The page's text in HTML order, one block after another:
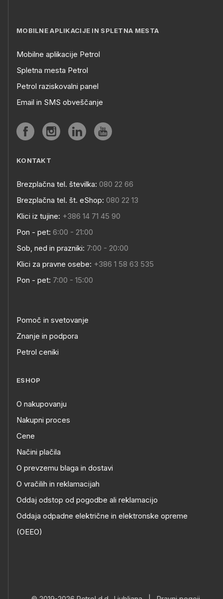
MOBILNE APLIKACIJE IN SPLETNA MESTA
Mobilne aplikacije Petrol
Spletna mesta Petrol
Petrol raziskovalni panel
Email in SMS obveščanje
KONTAKT
Brezplačna tel. številka: 080 22 66
Brezplačna tel. št. eShop: 080 22 13
Klici iz tujine: +386 14 71 45 90
Pon - pet: 6:00 - 21:00
Sob, ned in prazniki: 7:00 - 20:00
Klici za pravne osebe: +386 1 58 63 535
Pon - pet: 7:00 - 15:00
Pomoč in svetovanje
Znanje in podpora
Petrol ceniki
ESHOP
O nakupovanju
Nakupni proces
Cene
Načini plačila
O prevzemu blaga in dostavi
O vračilih in reklamacijah
Oddaj odstop od pogodbe ali reklamacijo
Oddaja odpadne električne in elektronske opreme
(OEEO)